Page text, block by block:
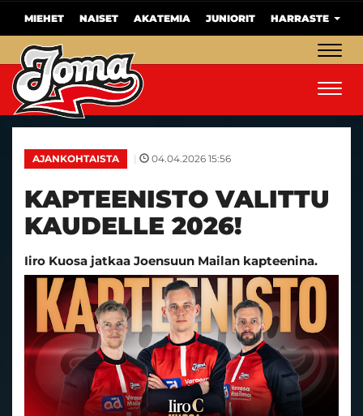
MIEHET NAISET AKATEMIA JUNIORIT HARRASTE
AJANKOHTAISTA | 04.04.2026 15:56
KAPTEENISTO VALITTU
KAUDELLE 2026!
Iiro Kuosa jatkaa Joensuun Mailan kapteenina.